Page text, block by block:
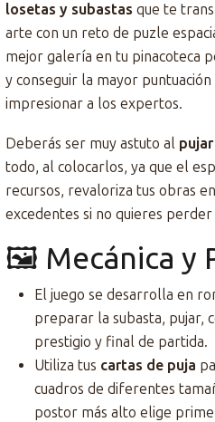
losetas y subastas que te
arte con un reto de puzle
mejor galería en tu pinacoteca
y conseguir la mayor
impresionar a los expertos.
Deberás ser muy astuto al
todo, al colocarlos, ya que el
recursos, revaloriza tus obras
excedentes si no quieres
🖼️ Mecánica y
El juego se desarrolla en
preparar la subasta, pujar,
prestigio y final de partida.
Utiliza tus cartas de puja
cuadros de diferentes
postor más alto elige